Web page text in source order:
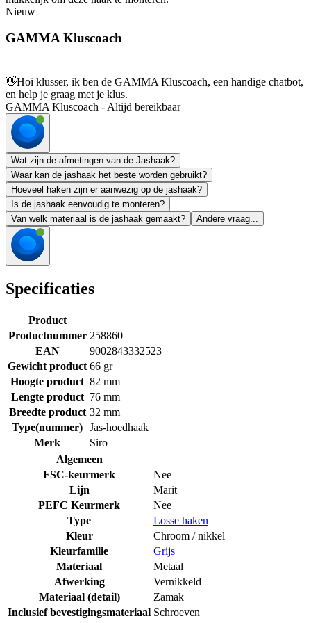
Nieuw
GAMMA Kluscoach
👋Hoi klusser, ik ben de GAMMA Kluscoach, een handige chatbot,
en help je graag met je klus.
GAMMA Kluscoach - Altijd bereikbaar
Wat zijn de afmetingen van de Jashaak?
Waar kan de jashaak het beste worden gebruikt?
Hoeveel haken zijn er aanwezig op de jashaak?
Is de jashaak eenvoudig te monteren?
Van welk materiaal is de jashaak gemaakt?
Andere vraag...
Specificaties
Product
Productnummer 258860
EAN
9002843332523
Gewicht product 66 gr
Hoogte product 82 mm
Lengte product 76 mm
Breedte product 32 mm
Type(nummer) Jas-hoedhaak
Merk
Siro
Algemeen
FSC-keurmerk
Nee
Lijn
Marit
PEFC Keurmerk
Nee
Type
Losse haken
Kleur
Chroom / nikkel
Kleurfamilie
Grijs
Materiaal
Metaal
Afwerking
Vernikkeld
Materiaal (detail)
Zamak
Inclusief bevestigingsmateriaal Schroeven